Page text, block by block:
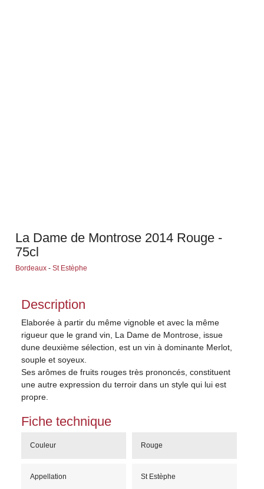
La Dame de Montrose 2014 Rouge -
75cl
Bordeaux -St Estèphe
Description
Elaborée à partir du même vignoble et avec la même
rigueur que le grand vin, La Dame de Montrose, issue
dune deuxième sélection, est un vin à dominante Merlot,
souple et soyeux.
Ses arômes de fruits rouges très prononcés, constituent
une autre expression du terroir dans un style qui lui est
propre.
Fiche technique
Couleur Rouge
Appellation St Estèphe